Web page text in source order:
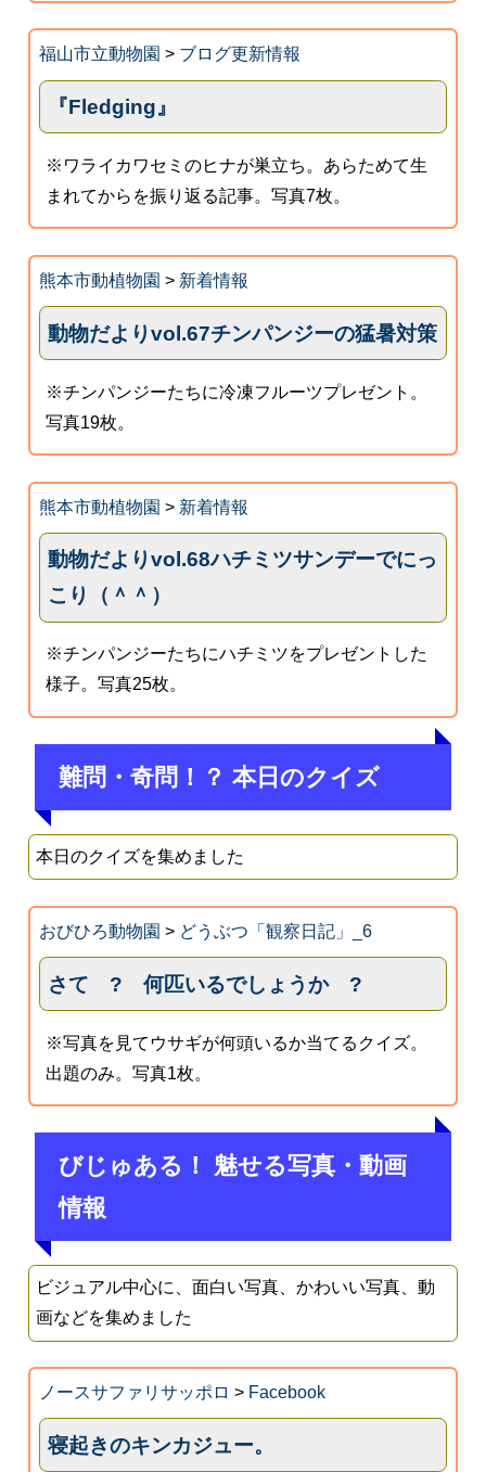
福山市立動物園 > ブログ更新情報
『Fledging』
※ワライカワセミのヒナが巣立ち。あらためて生
まれてからを振り返る記事。写真7枚。
熊本市動植物園 > 新着情報
動物だよりvol.67チンパンジーの猛暑対策
※チンパンジーたちに冷凍フルーツプレゼント。
写真19枚。
熊本市動植物園 > 新着情報
動物だよりvol.68ハチミツサンデーでにっ
こり（＾＾）
※チンパンジーたちにハチミツをプレゼントした
様子。写真25枚。
難問・奇問！？ 本日のクイズ
本日のクイズを集めました
おびひろ動物園 > どうぶつ「観察日記」_6
さて ? 何匹いるでしょうか ?
※写真を見てウサギが何頭いるか当てるクイズ。
出題のみ。写真1枚。
びじゅある！ 魅せる写真・動画
情報
ビジュアル中心に、面白い写真、かわいい写真、動
画などを集めました
ノースサファリサッポロ > Facebook
寝起きのキンカジュー。